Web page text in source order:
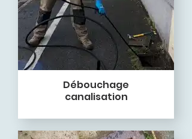
Débouchage
canalisation